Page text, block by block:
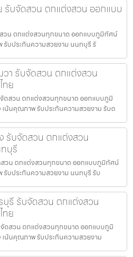
รับจัดสวน ตกแต่งสวน ออกแบบ
สวน ตกแต่งสวนทุกขนาด ออกแบบภูมิทัศน์
รับประกันความสวยงาม นนทบุรี รั
า รับจัดสวน ตกแต่งสวน
ย
ดสวน ตกแต่งสวนทุกขนาด ออกแบบภูมิ
เน้นคุณภาพ รับประกันความสวยงาม รับด
รับจัดสวน ตกแต่งสวน
บุรี
วน ตกแต่งสวนทุกขนาด ออกแบบภูมิทัศน์
รับประกันความสวยงาม นนทบุรี รับ
รี รับจัดสวน ตกแต่งสวน
ย
ดสวน ตกแต่งสวนทุกขนาด ออกแบบภูมิ
เน้นคุณภาพ รับประกันความสวยงาม